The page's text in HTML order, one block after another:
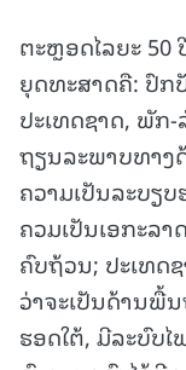
ຕະຫຼອດໄລຍະ
ຍຸດທະສາດຄື: ປົກ
ປະເທດຊາດ, ພັກ-
ຖຽນລະພາບທາງ
ຄວາມເປັນລະບຽ
ຄວມເປັນເອກະລ
ຄົບຖ້ວນ; ປະເທດ
ວ່າຈະເປັນດ້ານ
ຮອດໃຕ້, ມີລະບົບ